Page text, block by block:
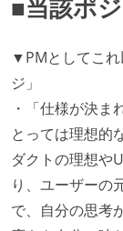
■当該ポ
▼PMとしてこれ
ジ」
・「仕様が決
とっては理想的
ダクトの理想や
り、ユーザーの
で、自分の思考